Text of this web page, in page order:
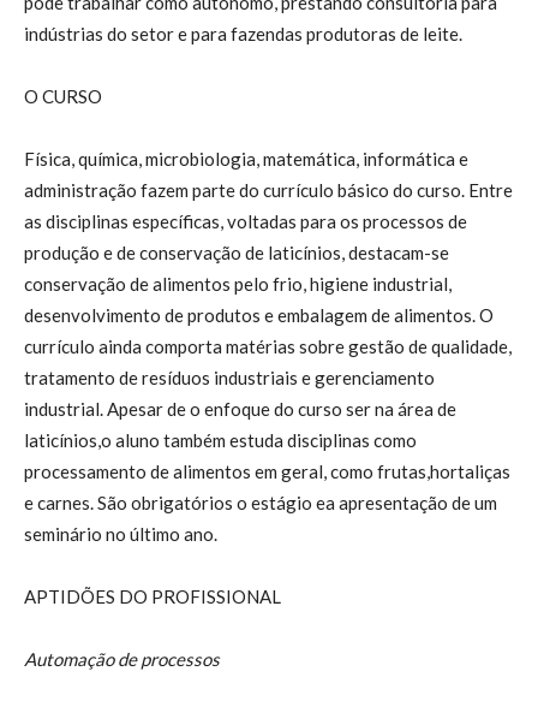
indústrias do setor e para fazendas produtoras de leite.
O CURSO
Física, química, microbiologia, matemática, informática e
administração fazem parte do currículo básico do curso. Entre
as disciplinas específicas, voltadas para os processos de
produção e de conservação de laticínios, destacam-se
conservação de alimentos pelo frio, higiene industrial,
desenvolvimento de produtos e embalagem de alimentos. O
currículo ainda comporta matérias sobre gestão de qualidade,
tratamento de resíduos industriais e gerenciamento
industrial. Apesar de o enfoque do curso ser na área de
laticínios,o aluno também estuda disciplinas como
processamento de alimentos em geral, como frutas,hortaliças
e carnes. São obrigatórios o estágio ea apresentação de um
seminário no último ano.
APTIDÕES DO PROFISSIONAL
Automação de processos